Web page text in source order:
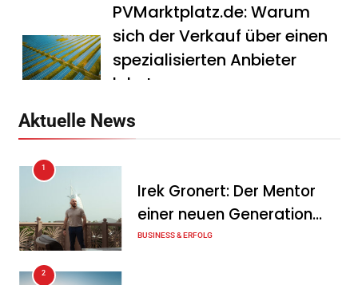
PVMarktplatz.de: Warum
sich der Verkauf über einen
spezialisierten Anbieter
lohnt
Mitarbeitergespräch pro
Jahr nichts verändert – und
was stattdessen
Verbindlichkeit schafft
Aktuelle News
1
Irek Gronert: Der Mentor
einer neuen Generation
von Unternehmern
BUSINESS & ERFOLG
2